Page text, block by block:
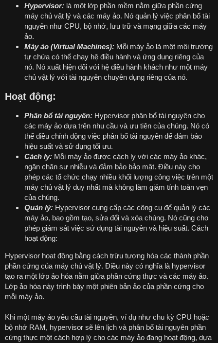
Hypervisor: là một lớp phần mềm nằm giữa phần cứng
máy chủ vật lý và các máy ảo. Nó quản lý việc phân bổ tài
nguyên như CPU, bộ nhớ, lưu trữ và mạng giữa các máy
ảo.
Máy ảo (Virtual Machines): Mỗi máy ảo là một môi trường
tự chứa có thể chạy hệ điều hành và ứng dụng riêng của
nó. Nó xuất hiện đối với hệ điều hành khách như một máy
chủ vật lý với tài nguyên chuyên dụng riêng của nó.
Hoạt động:
Phân bổ tài nguyên: Hypervisor phân bổ tài nguyên cho
các máy ảo dựa trên nhu cầu và ưu tiên của chúng. Nó có
thể điều chỉnh động việc phân bổ tài nguyên để đảm bảo
hiệu suất và sử dụng tối ưu.
Cách ly: Mỗi máy ảo được cách ly với các máy ảo khác,
ngăn chặn sự nhiễu và đảm bảo bảo mật. Điều này cho
phép các tổ chức chạy nhiều khối lượng công việc trên một
máy chủ vật lý duy nhất mà không làm giảm tính toàn vẹn
của chúng.
Quản lý: Hypervisor cung cấp các công cụ để quản lý các
máy ảo, bao gồm tạo, sửa đổi và xóa chúng. Nó cũng cho
phép giám sát việc sử dụng tài nguyên và hiệu suất. Cách
hoạt động:
Hypervisor hoạt động bằng cách trừu tượng hóa các thành phần
phần cứng của máy chủ vật lý. Điều này có nghĩa là hypervisor
tạo ra một lớp ảo hóa nằm giữa phần cứng thực và các máy ảo.
Lớp ảo hóa này trình bày một phiên bản ảo của phần cứng cho
mỗi máy ảo.
Khi một máy ảo yêu cầu tài nguyên, ví dụ như chu kỳ CPU hoặc
bộ nhớ RAM, hypervisor sẽ lên lịch và phân bổ tài nguyên phần
cứng thực một cách hợp lý cho các máy ảo đang hoạt động, dựa